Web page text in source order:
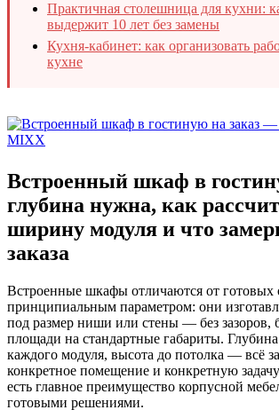
Практичная столешница для кухни:
выдержит 10 лет без замены
Кухня-кабинет: как организовать
кухне
Встроенный шкаф в
глубина нужна, как
ширину модуля и что
заказа
Встроенные шкафы отличаются от готовых
принципиальным параметром: они
под размер ниши или стены — без зазоров,
площади на стандартные габариты.
каждого модуля, высота до потолка — всё
конкретное помещение и конкретную
есть главное преимущество корпусной
готовыми решениями.